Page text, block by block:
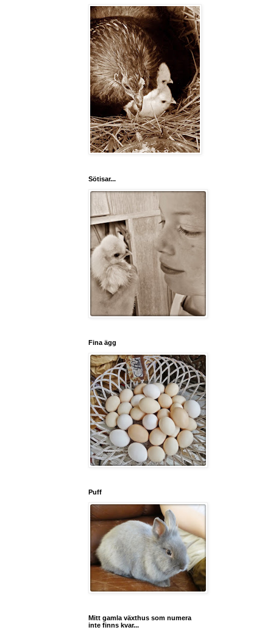
Sötisar...
Fina ägg
Puff
Mitt gamla växthus som numera
inte finns kvar...